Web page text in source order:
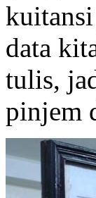
data
tulis,
pinjem